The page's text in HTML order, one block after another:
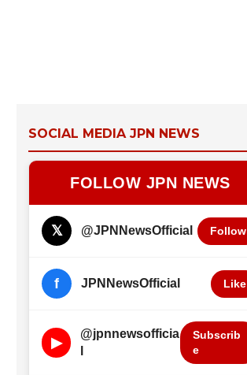
SOCIAL MEDIA JPN NEWS
FOLLOW JPN NEWS
𝕏 @JPNNewsOfficial Follow
f JPNNewsOfficial Like
▶
@jpnnewsofficia
Subscrib
e